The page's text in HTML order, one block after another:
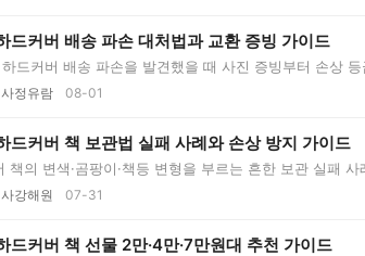
드커버 배송 파손 대처법과 교환 증빙 가이드
드커버 배송 파손을 발견했을 때 사진 증빙부터 손상
정유람 08-01
드커버 책 보관법 실패 사례와 손상 방지 가이드
책의 변색·곰팡이·책등 변형을 부르는 흔한 보관 실패
강해원 07-31
드커버 책 선물 2만·4만·7만원대 추천 가이드